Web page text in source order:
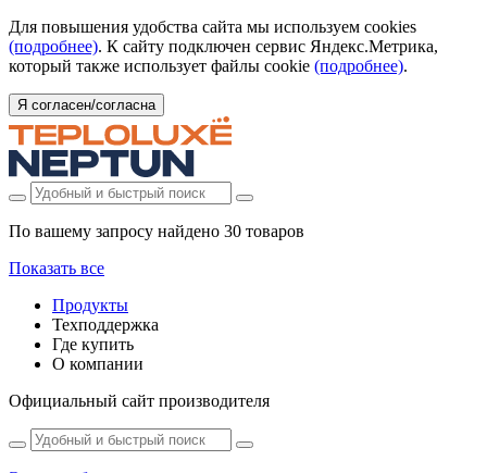
Для повышения удобства сайта мы используем cookies
(подробнее). К сайту подключен сервис Яндекс.Метрика,
который также использует файлы cookie (подробнее).
Я согласен/согласна
По вашему запросу найдено 30 товаров
Показать все
Продукты
Техподдержка
Где купить
О компании
Официальный сайт производителя